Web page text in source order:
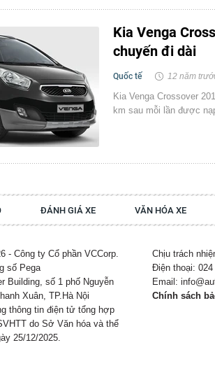
Kia Venga
chuyến đi dài
Quốc tế 12 năm
Kia Venga Crossover
km sau mỗi lần được
ĐÁNH GIÁ XE VĂN HÓA XE
- Công ty Cổ phần VCCorp.
số Pega
Building, số 1 phố Nguyễn
Xuân, TP.Hà Nội
thông tin điện tử tổng hợp
do Sở Văn hóa và thể
25/12/2025.
Chịu trách
Điện thoại: 024
Email:
Chính sách